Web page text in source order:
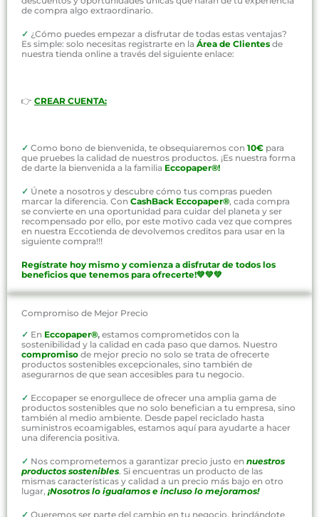
de compra algo extraordinario.
✓ ¿Cómo puedes empezar a disfrutar de todas estas ventajas?
Es simple: solo necesitas registrarte en la Área de Clientes de
nuestra tienda online a través del siguiente enlace:
👉 CREAR CUENTA:
✓ Como bono de bienvenida, te obsequiaremos con 10€ para
que pruebes la calidad de nuestros productos. ¡Es nuestra forma
de darte la bienvenida a la familia Eccopaper®!
✓ Únete a nosotros y descubre cómo tus compras pueden
marcar la diferencia. Con CashBack Eccopaper®, cada compra
se convierte en una oportunidad para cuidar del planeta y ser
recompensado por ello, por este motivo cada vez que compres
en nuestra Eccotienda de devolvemos creditos para usar en la
siguiente compra!!!
Regístrate hoy mismo y comienza a disfrutar de todos los
beneficios que tenemos para ofrecerte!💚💚💚
Compromiso de Mejor Precio
✓ En Eccopaper®, estamos comprometidos con la
sostenibilidad y la calidad en cada paso que damos. Nuestro
compromiso de mejor precio no solo se trata de ofrecerte
productos sostenibles excepcionales, sino también de
asegurarnos de que sean accesibles para tu negocio.
✓ Eccopaper se enorgullece de ofrecer una amplia gama de
productos sostenibles que no solo benefician a tu empresa, sino
también al medio ambiente. Desde papel reciclado hasta
suministros ecoamigables, estamos aquí para ayudarte a hacer
una diferencia positiva.
✓ Nos comprometemos a garantizar precio justo en nuestros
productos sostenibles. Si encuentras un producto de las
mismas características y calidad a un precio más bajo en otro
lugar, ¡Nosotros lo igualamos e incluso lo mejoramos!
✓ Queremos ser parte del cambio en tu negocio, brindándote